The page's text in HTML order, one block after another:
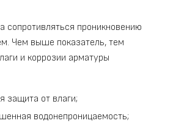
сопротивляться проникновению
Чем выше показатель, тем
и коррозии арматуры
защита от влаги;
водонепроницаемость;